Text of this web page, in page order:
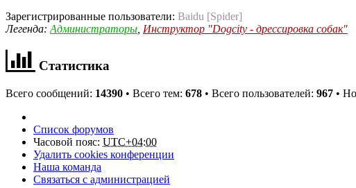
Зарегистрированные пользователи: Baidu [Spider]
Легенда: Администраторы Инструктор "Dogcity - дрессировка собак"
Статистика
Всего сообщений: 14390 • Всего тем: 678 • Всего пользователей: 967 •
Список форумов
Часовой пояс: UTC+04:00
Удалить cookies конференции
Наша команда
Связаться с администрацией